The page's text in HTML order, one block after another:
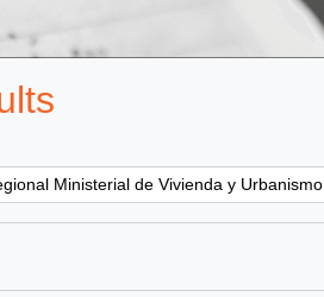
Ministerial de Vivienda y Urbanismo